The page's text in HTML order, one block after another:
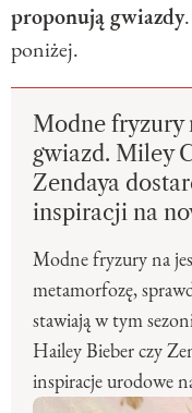
proponują gwiazdy
poniżej.
Modne fryzury
gwiazd. Miley
Zendaya
inspiracji na
Modne fryzury na
metamorfozę,
stawiają w tym
Hailey Bieber czy
inspiracje urodowe